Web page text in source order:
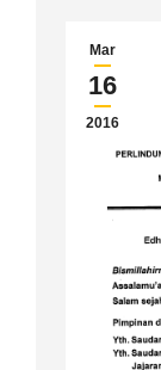
Mar
16
2016